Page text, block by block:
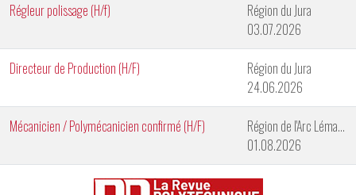
Régleur polissage (H/f)
Région du Jura
03.07.2026
Directeur de Production (H/F)
Région du Jura
24.06.2026
Mécanicien / Polymécanicien confirmé (H/F)
Région de l'Arc Lémanique
01.08.2026